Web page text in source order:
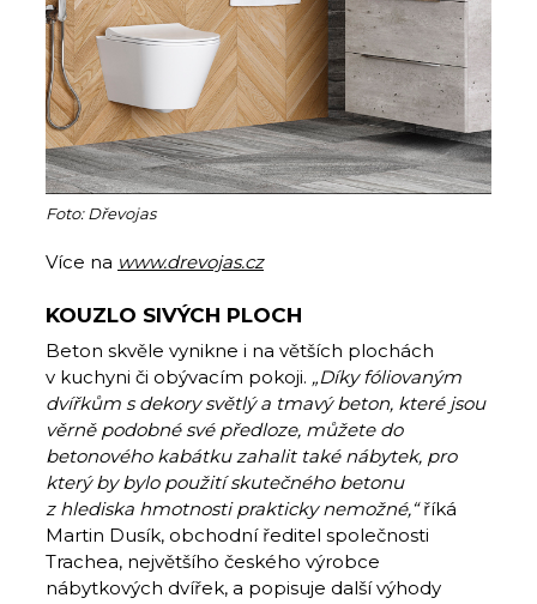
Foto: Dřevojas
Více na www.drevojas.cz
KOUZLO SIVÝCH PLOCH
Beton skvěle vynikne i na větších plochách
v kuchyni či obývacím pokoji. „Díky fóliovaným
dvířkům s dekory světlý a tmavý beton, které jsou
věrně podobné své předloze, můžete do
betonového kabátku zahalit také nábytek, pro
který by bylo použití skutečného betonu
z hlediska hmotnosti prakticky nemožné,“říká
Martin Dusík, obchodní ředitel společnosti
Trachea, největšího českého výrobce
nábytkových dvířek, a popisuje další výhody